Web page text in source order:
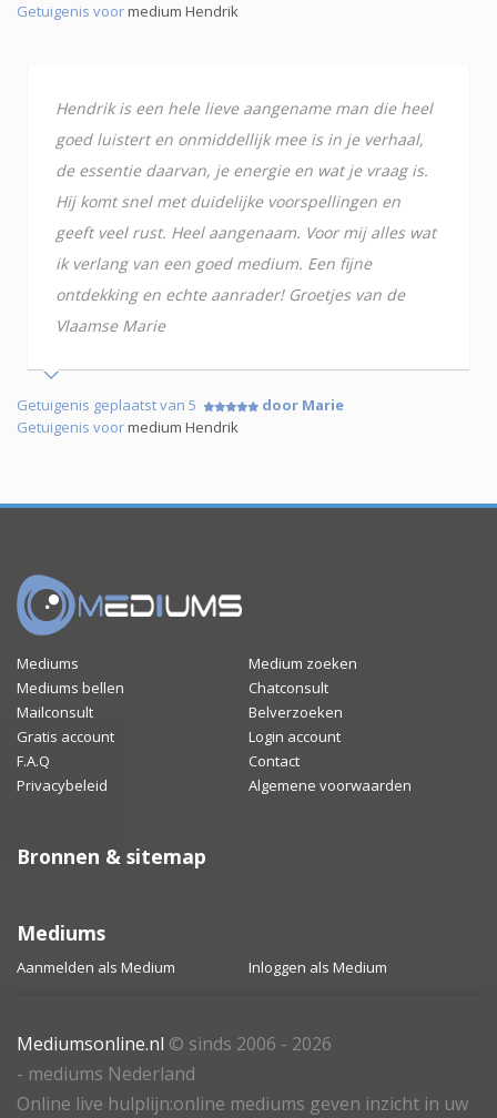
Getuigenis voormedium Hendrik
Hendrik is een hele lieve aangename man die heel
goed luistert en onmiddellijk mee is in je verhaal,
de essentie daarvan, je energie en wat je vraag is.
Hij komt snel met duidelijke voorspellingen en
geeft veel rust. Heel aangenaam. Voor mij alles wat
ik verlang van een goed medium. Een fijne
ontdekking en echte aanrader! Groetjes van de
Vlaamse Marie
Getuigenis geplaatst van 5
door Marie
Getuigenis voormedium Hendrik
Mediums
Medium zoeken
Mediums bellen
Chatconsult
Mailconsult
Belverzoeken
Gratis account
Login account
F.A.Q
Contact
Privacybeleid
Algemene voorwaarden
Bronnen & sitemap
Mediums
Aanmelden als Medium Inloggen als Medium
Mediumsonline.nl © sinds 2006 - 2026
- mediums Nederland
Online live hulplijn:online mediums geven inzicht in uw